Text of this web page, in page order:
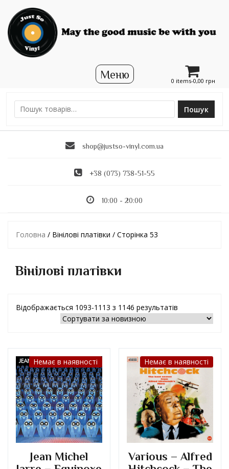
0 items-0,00 грн
Ш
Пошук
shop@justso-vinyl.com.ua
+38 (073) 738-51-55
10:00 - 20:00
Головна / Вінілові платівки / Сторінка 53
Вінілові платівки
Відображається 1093-1113 з 1146 результатів
Немає в наявності
Jean Michel
Немає в наявності
Various – Alfred